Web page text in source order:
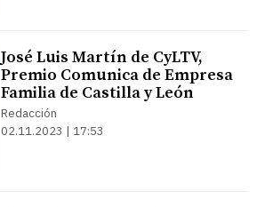
José Luis Martín de CyLTV,
Premio Comunica de Empresa
Familia de Castilla y León
Redacción
02.11.2023 | 17:53